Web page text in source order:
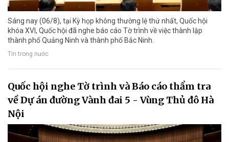
Sáng nay (06/8), tại Kỳ họp không thường lệ thứ nhất, Quốc hội
khóa XVI, Quốc hội đã nghe báo cáo Tờ trình về việc thành lập
thành phố Quảng Ninh và thành phố Bắc Ninh.
Tin trong nước
Quốc hội nghe Tờ trình và Báo cáo thẩm tra
về Dự án đường Vành đai 5 - Vùng Thủ đô Hà
Nội